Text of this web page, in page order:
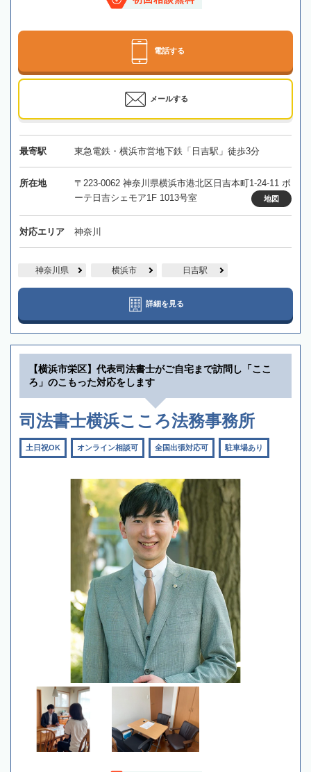
電話する
メールする
最寄駅 東急電鉄・横浜市営地下鉄「日吉駅」徒歩3分
所在地
〒223-0062 神奈川県横浜市港北区日吉本町1-24-11 ボ
ーテ日吉シェモア1F 1013号室
地図
対応エリア 神奈川
神奈川県 横浜市 日吉駅
詳細を見る
【横浜市栄区】代表司法書士がご自宅まで訪問し「ここ
ろ」のこもった対応をします
司法書士横浜こころ法務事務所
土日祝OK オンライン相談可 全国出張対応可 駐車場あり